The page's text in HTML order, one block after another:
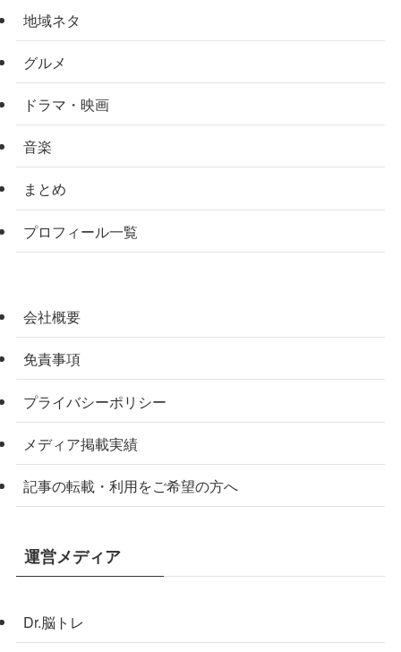
地域ネタ
グルメ
ドラマ・映画
音楽
まとめ
プロフィール一覧
会社概要
免責事項
プライバシーポリシー
メディア掲載実績
記事の転載・利用をご希望の方へ
運営メディア
Dr.脳トレ